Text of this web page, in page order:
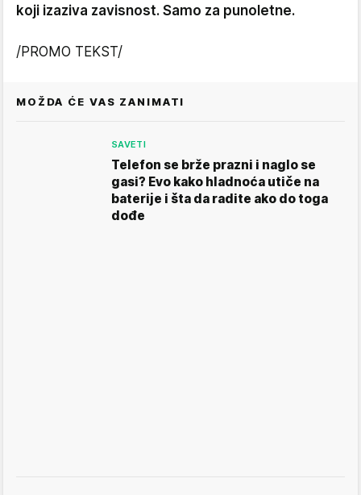
koji izaziva zavisnost. Samo za punoletne.
/PROMO TEKST/
MOŽDA ĆE VAS ZANIMATI
SAVETI
Telefon se brže prazni i naglo se
gasi? Evo kako hladnoća utiče na
baterije i šta da radite ako do toga
dođe